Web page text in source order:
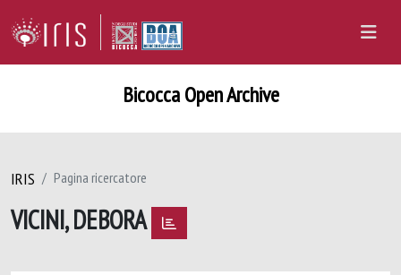
Bicocca Open Archive
IRIS Pagina ricercatore
VICINI, DEBORA